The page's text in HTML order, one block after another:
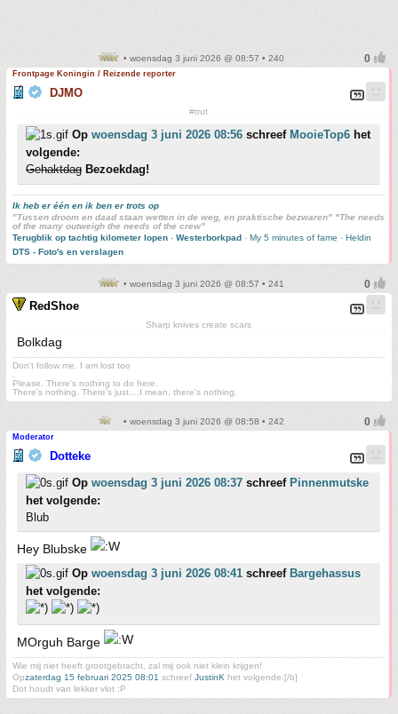
• woensdag 3 juni 2026 @ 08:57 • 240
Frontpage Koningin / Reizende reporter
DJMO
#trut
Op woensdag 3 juni 2026 08:56 schreef MooieTop6 het
volgende:
Gehaktdag Bezoekdag!
Ik heb er één en ik ben er trots op
"Tussen droom en daad staan wetten in de weg, en praktische bezwaren" "The needs
of the many outweigh the needs of the crew"
Terugblik op tachtig kilometer lopen - Westerborkpad - My 5 minutes of fame - Heldin
DTS - Foto's en verslagen
• woensdag 3 juni 2026 @ 08:57 • 241
RedShoe
Sharp knives create scars
Bolkdag
Don't follow me. I am lost too
Please. There's nothing to do here.
There's nothing. There's just....I mean, there's nothing.
• woensdag 3 juni 2026 @ 08:58 • 242
Moderator
Dotteke
Op woensdag 3 juni 2026 08:37 schreef Pinnenmutske
het volgende:
Blub
Hey Blubske
Op woensdag 3 juni 2026 08:41 schreef Bargehassus
het volgende:
MOrguh Barge
Wie mij niet heeft grootgebracht, zal mij ook niet klein krijgen!
Opzaterdag 15 februari 2025 08:01 schreef JustinK het volgende:[/b]
Dot houdt van lekker vlot :P